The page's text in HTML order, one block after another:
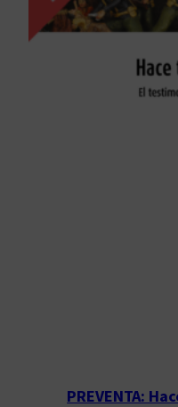
PREVENTA: